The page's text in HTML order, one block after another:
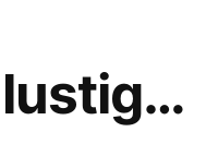
lustig…